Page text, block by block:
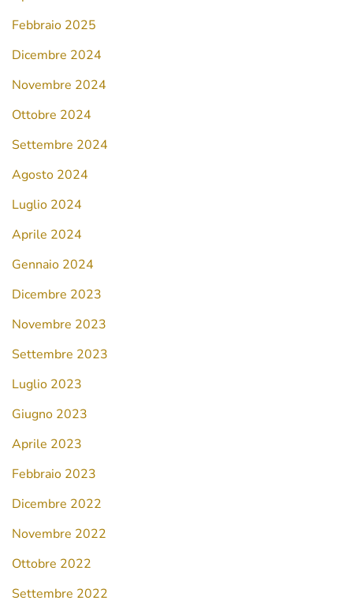
Febbraio 2025
Dicembre 2024
Novembre 2024
Ottobre 2024
Settembre 2024
Agosto 2024
Luglio 2024
Aprile 2024
Gennaio 2024
Dicembre 2023
Novembre 2023
Settembre 2023
Luglio 2023
Giugno 2023
Aprile 2023
Febbraio 2023
Dicembre 2022
Novembre 2022
Ottobre 2022
Settembre 2022